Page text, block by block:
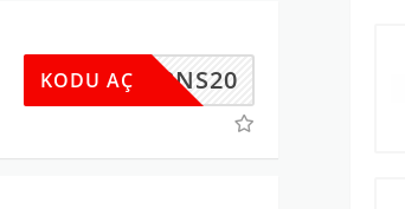
DV2NS20
KODU AÇ